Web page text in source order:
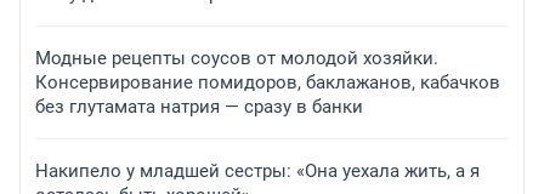
Модные рецепты соусов от молодой хозяйки.
Консервирование помидоров, баклажанов, кабачков
без глутамата натрия — сразу в банки
Накипело у младшей сестры: «Она уехала жить, а я